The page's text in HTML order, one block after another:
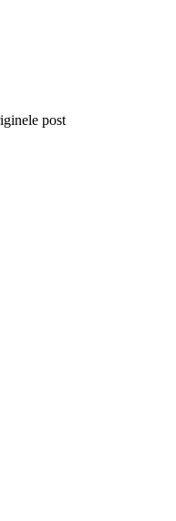
post